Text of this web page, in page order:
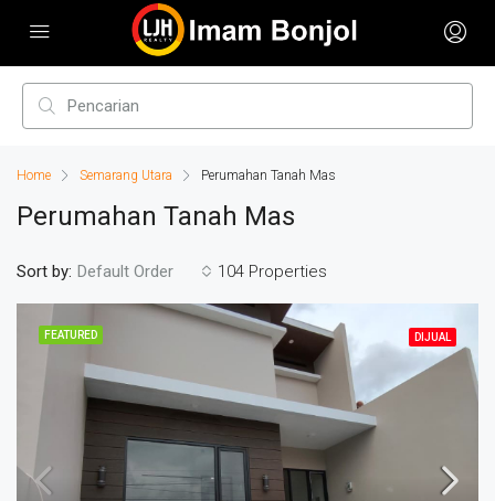
Home Semarang Utara Perumahan Tanah Mas
Perumahan Tanah Mas
104 Properties
Sort by: Default Order
FEATURED DIJUAL